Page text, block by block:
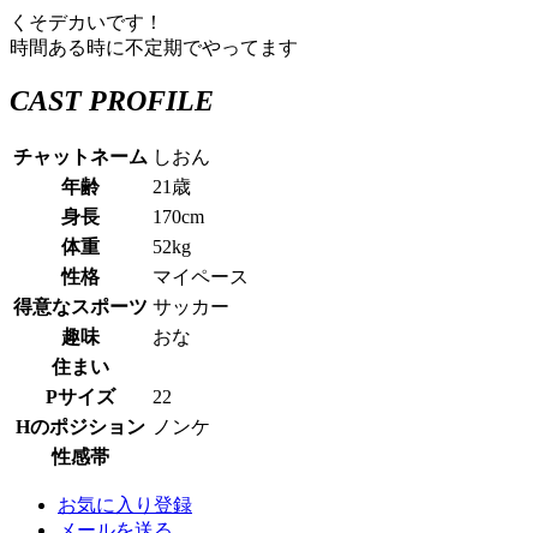
くそデカいです！
時間ある時に不定期でやってます
CAST PROFILE
チャットネーム しおん
年齢
21歳
身長
170cm
体重
52kg
性格
マイペース
得意なスポーツ サッカー
趣味
おな
住まい
Pサイズ
22
Hのポジション ノンケ
性感帯
お気に入り登録